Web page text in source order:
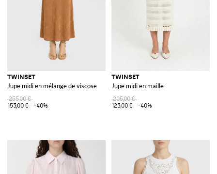
TWINSET
Jupe midi en mélange de viscose
255,00 €
153,00 €
-40%
TWINSET
Jupe midi en maille
205,00 €
123,00 €
-40%